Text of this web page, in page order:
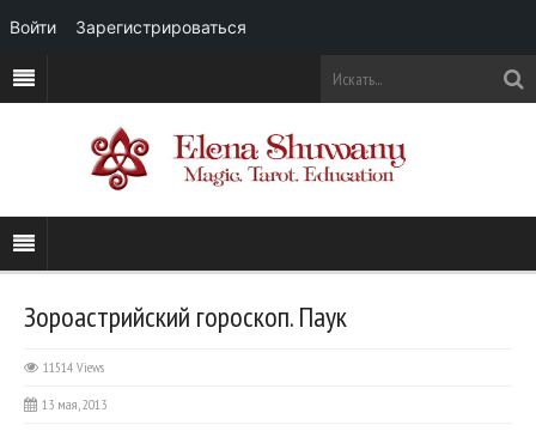
Зороастрийский гороскоп. Паук
11514 Views
13 мая, 2013
Войти Зарегистрироваться